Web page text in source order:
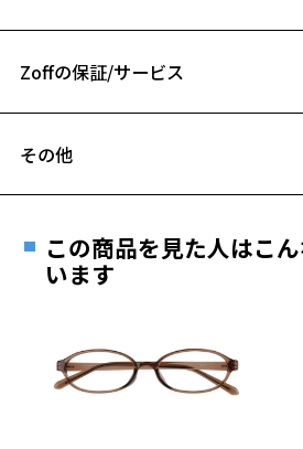
お気に入り
B ブリッジ(鼻部分)の横幅：21mm
フレームとレンズの合計料
Zoffの保証/サービス
安心1 フレーム１年間品質保
きます。
※保証期間内に交換が行われた場合、保証
その他
ご希望のお客さまは、「レンズ交換
最寄りのZoff実店舗にてレンズをお
※サングラスやパッケージ品では「
談ください。
この商品を見た人はこ
います